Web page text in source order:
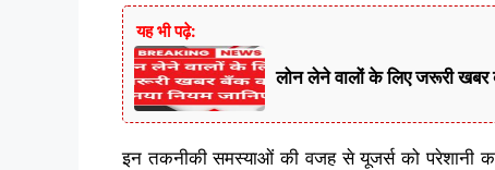
यह भी पढ़े:
लोन लेने वालों के लिए जरूरी
इन तकनीकी समस्याओं की वजह से यूजर्स को परेशानी